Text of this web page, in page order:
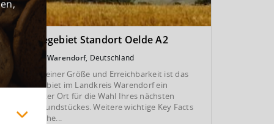
Gewerbegebiet Standort Oelde A2
Warendorf, Deutschland
Aufgrund seiner Größe und Erreichbarkeit ist das
Gewerbegebiet im Landkreis Warendorf ein
interessanter Ort für die Wahl Ihres nächsten
Gewerbegrundstückes. Weitere wichtige Key Facts
auf der Suche...